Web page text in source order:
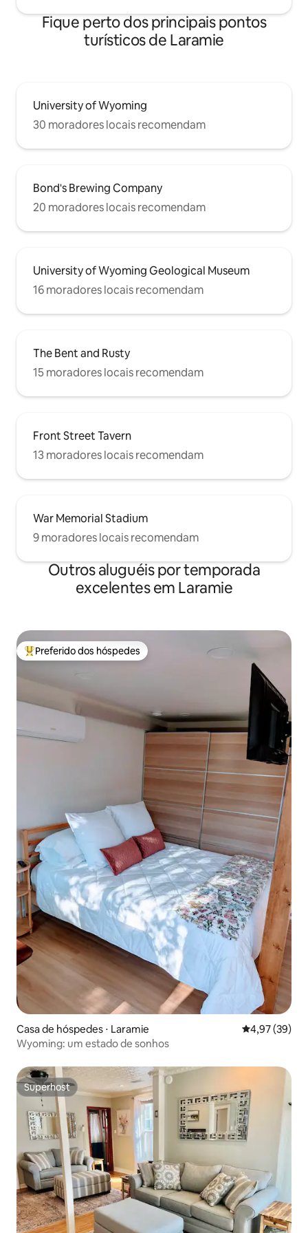
Fique perto dos principais pontos
turísticos de Laramie
University of Wyoming
30 moradores locais recomendam
Bond's Brewing Company
20 moradores locais recomendam
University of Wyoming Geological Museum
16 moradores locais recomendam
The Bent and Rusty
15 moradores locais recomendam
Front Street Tavern
13 moradores locais recomendam
War Memorial Stadium
9 moradores locais recomendam
Outros aluguéis por temporada
excelentes em Laramie
Entre os melhores preferidos dos hóspedes
Preferido dos hóspedes
Casa de hóspedes ⋅ Laramie 4,97 de uma
4,97 (39)
Wyoming: um estado de sonhos
Superhost
Superhost